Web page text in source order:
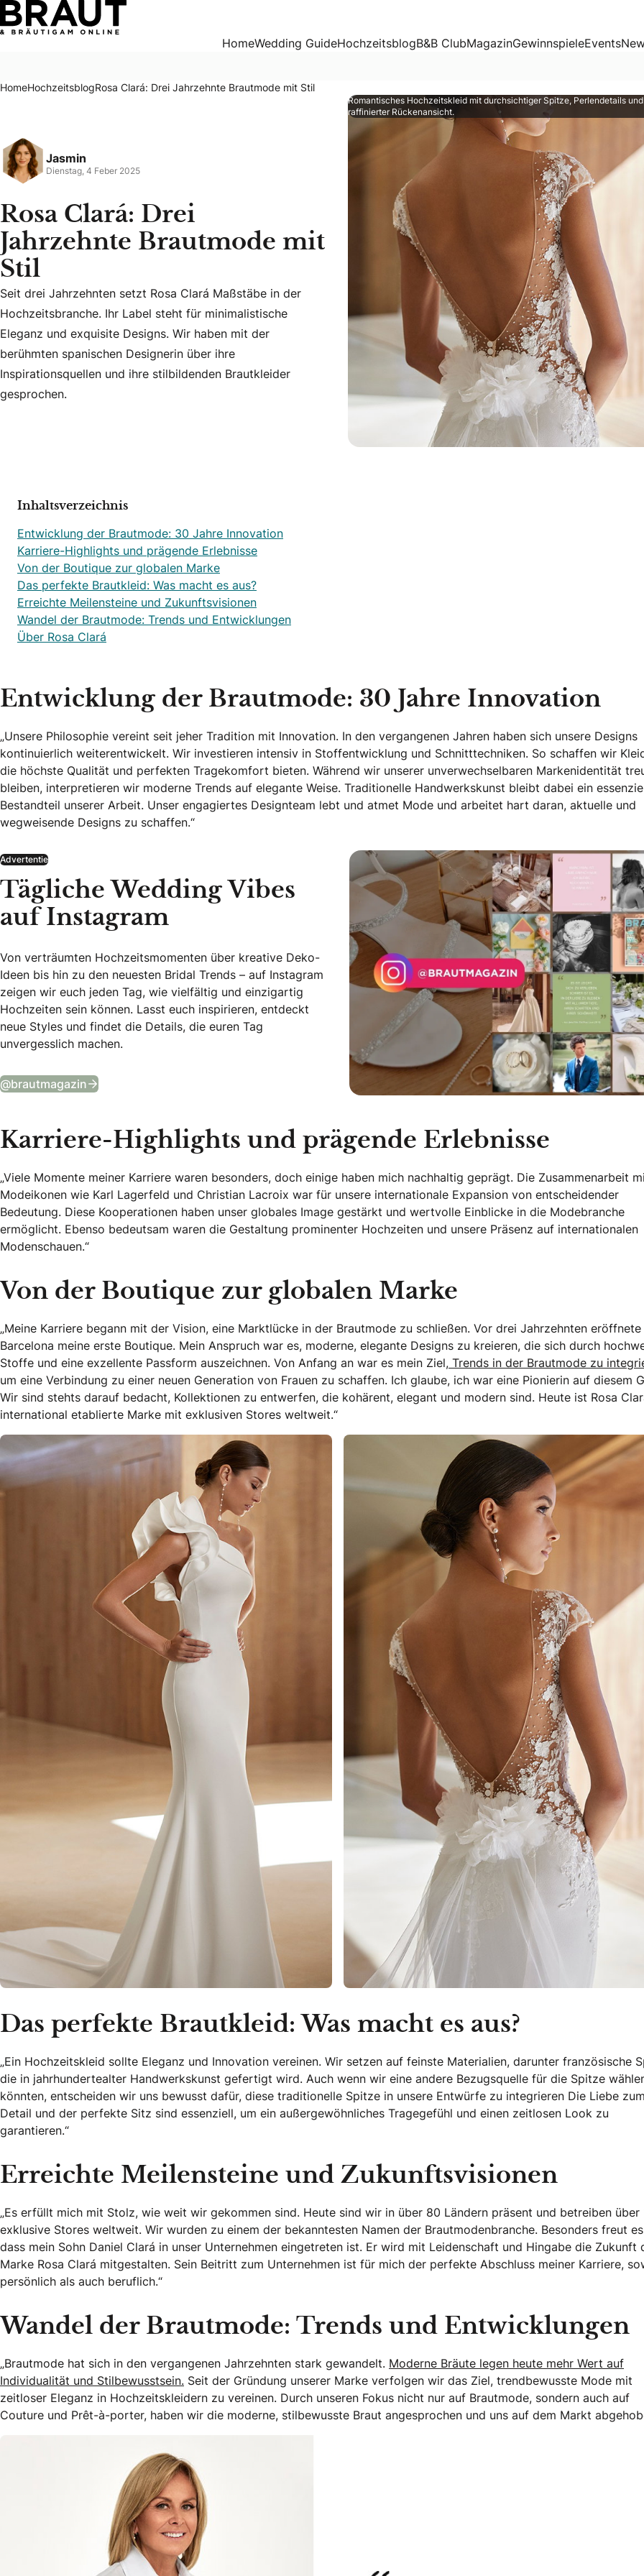
Rosa Clará: Drei Jahrzehnte Brautmode mit Stil
HomeWedding GuideHochzeitsblogB&B ClubMagazinGewinnspieleEvents
HomeHochzeitsblogRosa Clará: Drei Jahrzehnte Brautmode mit Stil
Jasmin
Dienstag, 4 Feber 2025
Rosa Clará: Drei
Jahrzehnte Brautmode mit
Stil
Seit drei Jahrzehnten setzt Rosa Clará Maßstäbe in der Hochzeitsbranche. Ihr Label steht für minimalistische
Seit drei Jahrzehnten setzt Rosa Clará Maßstäbe in der
Hochzeitsbranche. Ihr Label steht für minimalistische
Eleganz und exquisite Designs. Wir haben mit der
berühmten spanischen Designerin über ihre
Inspirationsquellen und ihre stilbildenden Brautkleider
gesprochen.
Romantisches Hochzeitskleid mit durchsichtiger Spitze, Perlendetails und
raffinierter Rückenansicht.
Inhaltsverzeichnis
Entwicklung der Brautmode: 30 Jahre Innovation
Karriere-Highlights und prägende Erlebnisse
Von der Boutique zur globalen Marke
Das perfekte Brautkleid: Was macht es aus?
Erreichte Meilensteine und Zukunftsvisionen
Wandel der Brautmode: Trends und Entwicklungen
Über Rosa Clará
Entwicklung der Brautmode: 30 Jahre Innovation
„Unsere Philosophie vereint seit jeher Tradition mit Innovation. In den vergangenen Jahren haben sich unsere Designs
kontinuierlich weiterentwickelt. Wir investieren intensiv in Stoffentwicklung und Schnitttechniken. So schaffen wir
die höchste Qualität und perfekten Tragekomfort bieten. Während wir unserer unverwechselbaren Markenidentität
bleiben, interpretieren wir moderne Trends auf elegante Weise. Traditionelle Handwerkskunst bleibt dabei ein
Bestandteil unserer Arbeit. Unser engagiertes Designteam lebt und atmet Mode und arbeitet hart daran, aktuelle und
wegweisende Designs zu schaffen.“
Advertentie
Tägliche Wedding Vibes
auf Instagram
Von verträumten Hochzeitsmomenten über kreative Deko-
Ideen bis hin zu den neuesten Bridal Trends – auf Instagram
zeigen wir euch jeden Tag, wie vielfältig und einzigartig
Hochzeiten sein können. Lasst euch inspirieren, entdeckt
neue Styles und findet die Details, die euren Tag
unvergesslich machen.
@brautmagazin
Karriere-Highlights und prägende Erlebnisse
„Viele Momente meiner Karriere waren besonders, doch einige haben mich nachhaltig geprägt. Die Zusammenarbeit
Modeikonen wie Karl Lagerfeld und Christian Lacroix war für unsere internationale Expansion von entscheidender
Bedeutung. Diese Kooperationen haben unser globales Image gestärkt und wertvolle Einblicke in die Modebranche
ermöglicht. Ebenso bedeutsam waren die Gestaltung prominenter Hochzeiten und unsere Präsenz auf internationalen
Modenschauen.“
Von der Boutique zur globalen Marke
„Meine Karriere begann mit der Vision, eine Marktlücke in der Brautmode zu schließen. Vor drei Jahrzehnten
Barcelona meine erste Boutique. Mein Anspruch war es, moderne, elegante Designs zu kreieren, die sich durch
Stoffe und eine exzellente Passform auszeichnen. Von Anfang an war es mein Ziel, Trends in der Brautmode zu
um eine Verbindung zu einer neuen Generation von Frauen zu schaffen. Ich glaube, ich war eine Pionierin auf diesem
Wir sind stehts darauf bedacht, Kollektionen zu entwerfen, die kohärent, elegant und modern sind. Heute ist Rosa
international etablierte Marke mit exklusiven Stores weltweit.“
Das perfekte Brautkleid: Was macht es aus?
„Ein Hochzeitskleid sollte Eleganz und Innovation vereinen. Wir setzen auf feinste Materialien, darunter französische
die in jahrhundertealter Handwerkskunst gefertigt wird. Auch wenn wir eine andere Bezugsquelle für die Spitze
könnten, entscheiden wir uns bewusst dafür, diese traditionelle Spitze in unsere Entwürfe zu integrieren Die Liebe
Detail und der perfekte Sitz sind essenziell, um ein außergewöhnliches Tragegefühl und einen zeitlosen Look zu
garantieren.“
Erreichte Meilensteine und Zukunftsvisionen
„Es erfüllt mich mit Stolz, wie weit wir gekommen sind. Heute sind wir in über 80 Ländern präsent und betreiben über
exklusive Stores weltweit. Wir wurden zu einem der bekanntesten Namen der Brautmodenbranche. Besonders freut
dass mein Sohn Daniel Clará in unser Unternehmen eingetreten ist. Er wird mit Leidenschaft und Hingabe die Zukunft
Marke Rosa Clará mitgestalten. Sein Beitritt zum Unternehmen ist für mich der perfekte Abschluss meiner Karriere,
persönlich als auch beruflich.“
Wandel der Brautmode: Trends und Entwicklungen
„Brautmode hat sich in den vergangenen Jahrzehnten stark gewandelt. Moderne Bräute legen heute mehr Wert auf
Individualität und Stilbewusstsein. Seit der Gründung unserer Marke verfolgen wir das Ziel, trendbewusste Mode mit
zeitloser Eleganz in Hochzeitskleidern zu vereinen. Durch unseren Fokus nicht nur auf Brautmode, sondern auch auf
Couture und Prêt-à-porter, haben wir die moderne, stilbewusste Braut angesprochen und uns auf dem Markt